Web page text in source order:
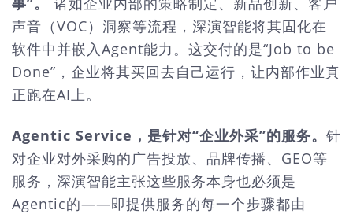
声音（VOC）洞察等流程，深演智能将其固化在
软件中并嵌入Agent能力。这交付的是“Job to be
Done”，企业将其买回去自己运行，让内部作业真
正跑在AI上。
Agentic Service，是针对“企业外采”的服务。 针
对企业对外采购的广告投放、品牌传播、GEO等
服务，深演智能主张这些服务本身也必须是
Agentic的——即提供服务的每一个步骤都由